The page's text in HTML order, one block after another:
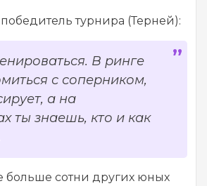
турнира (Терней):
В ринге
с соперником,
а на
ты знаешь, кто и как
больше сотни других юных